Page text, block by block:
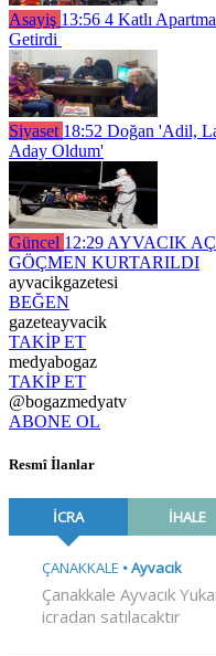
Asayiş 13:56 4 Katlı
Getirdi
Siyaset 18:52 Doğan 'Adil,
Aday Oldum'
Güncel 12:29 AYVACIK
GÖÇMEN KURTARILDI
ayvacikgazetesi
BEĞEN
gazeteayvacik
TAKİP ET
medyabogaz
TAKİP ET
@bogazmedyatv
ABONE OL
Resmî İlanlar